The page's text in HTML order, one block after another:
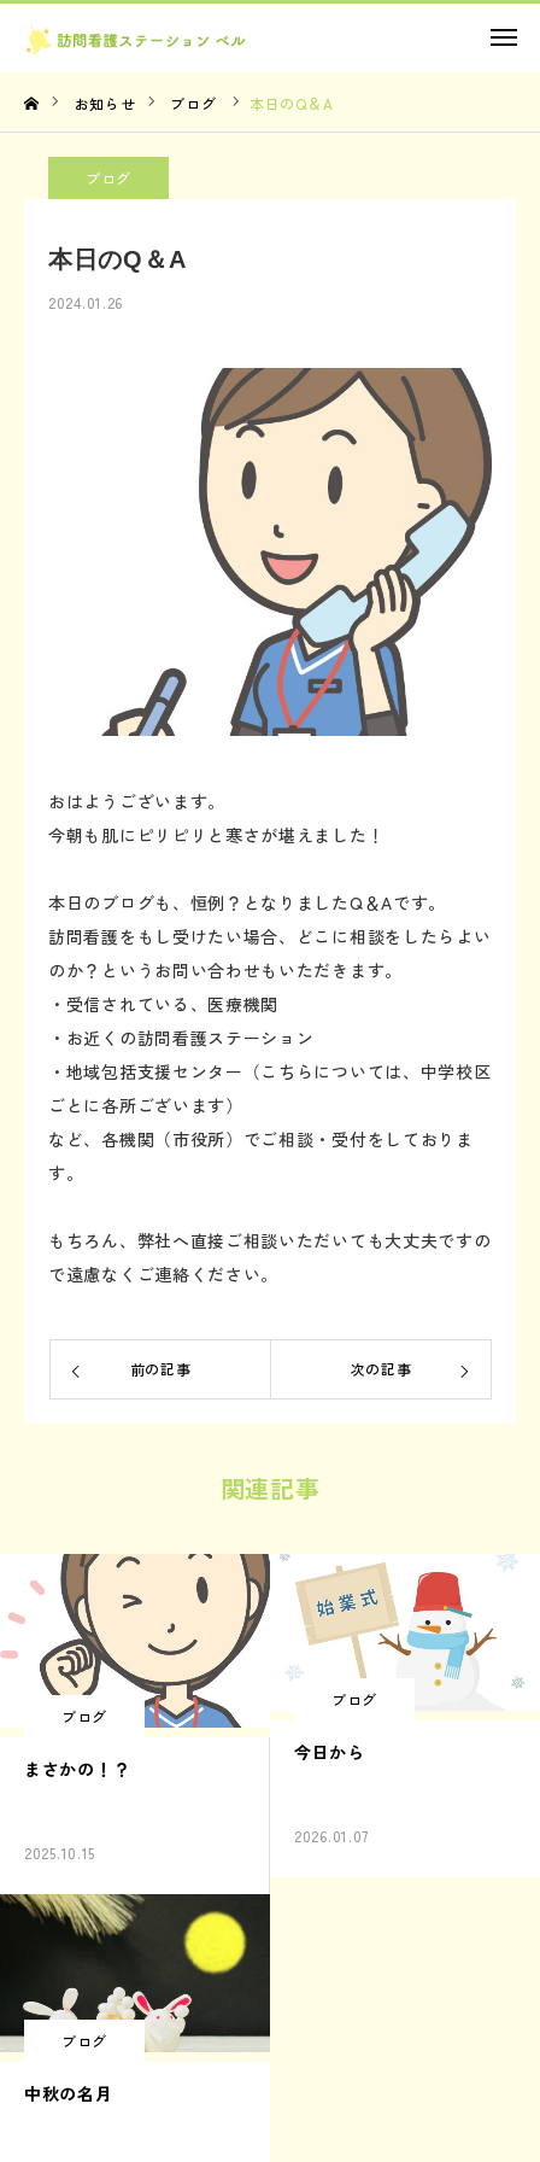
お知らせ ブログ 本日のQ＆A
ブログ
本日のQ＆A
2024.01.26
おはようございます。
今朝も肌にピリピリと寒さが堪えました！
本日のブログも、恒例？となりましたQ＆Aです。
訪問看護をもし受けたい場合、どこに相談をしたらよい
のか？というお問い合わせもいただきます。
・受信されている、医療機関
・お近くの訪問看護ステーション
・地域包括支援センター（こちらについては、中学校区
ごとに各所ございます）
など、各機関（市役所）でご相談・受付をしておりま
す。
もちろん、弊社へ直接ご相談いただいても大丈夫ですの
で遠慮なくご連絡ください。
前の記事 次の記事
関連記事
ブログ
まさかの！？
2025.10.15
ブログ
今日から
2026.01.07
ブログ
中秋の名月
お問い合わせ
TOP